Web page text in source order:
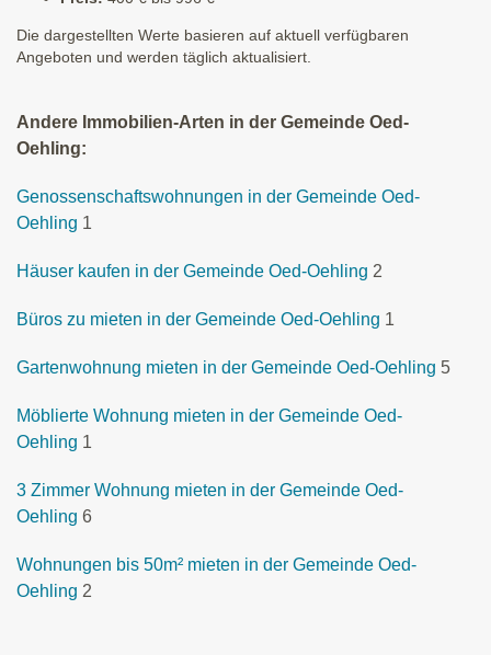
Die dargestellten Werte basieren auf aktuell verfügbaren
Angeboten und werden täglich aktualisiert.
Andere Immobilien-Arten in der Gemeinde Oed-
Oehling:
Genossenschaftswohnungen in der Gemeinde Oed-
Oehling 1
Häuser kaufen in der Gemeinde Oed-Oehling 2
Büros zu mieten in der Gemeinde Oed-Oehling 1
Gartenwohnung mieten in der Gemeinde Oed-Oehling 5
Möblierte Wohnung mieten in der Gemeinde Oed-
Oehling 1
3 Zimmer Wohnung mieten in der Gemeinde Oed-
Oehling 6
Wohnungen bis 50m² mieten in der Gemeinde Oed-
Oehling 2